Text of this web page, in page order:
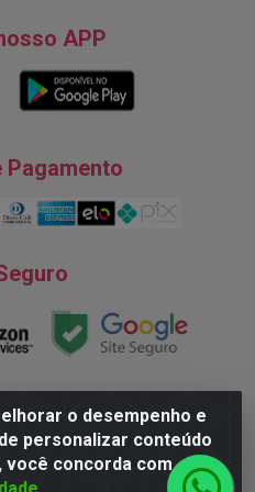
o desempenho e
personalizar conteúdo
você concorda com
APP
Pagamento
LTDA - Endereço: Av. do
0001-07 © 2016